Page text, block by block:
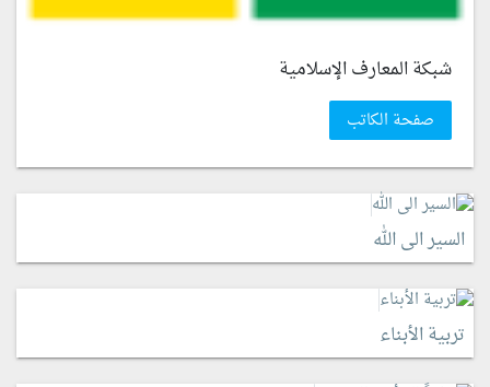
شبكة المعارف الإسلامية
صفحة الكاتب
السير الى الله
تربية الأبناء